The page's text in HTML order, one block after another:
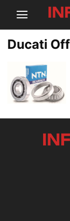
Ducati